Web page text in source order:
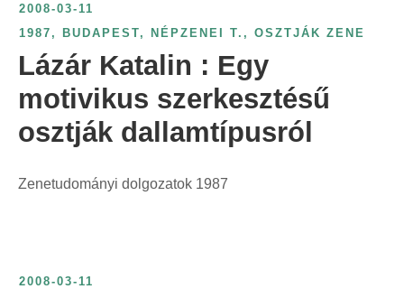
2008-03-11
1987 , BUDAPEST, NÉPZENEI T. , OSZTJÁK ZENE
Lázár Katalin : Egy
motivikus szerkesztésű
osztják dallamtípusról
Zenetudományi dolgozatok 1987
2008-03-11